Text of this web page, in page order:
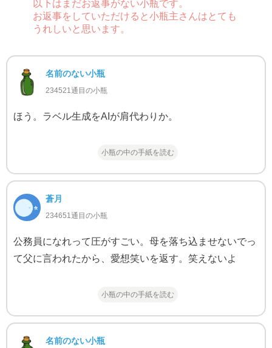
以下はまだお返事がない小瓶です。
お返事をしていただけると小瓶主さんはとても
うれしいと思います。
名前のない小瓶
234521通目の小瓶
ほう。ラベル生成をAIが肩代わりか。
小瓶の中の手紙を読む
蒼月
234651通目の小瓶
公務員になれって圧がすごい。母を落ち込ませないでっ
て父に言われたから、愛想笑いを返す。笑えないよ
小瓶の中の手紙を読む
名前のない小瓶